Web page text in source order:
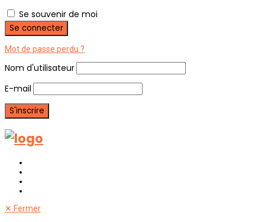
Se souvenir de moi
Mot de passe perdu ?
Nom d'utilisateur
E-mail
✕ Fermer